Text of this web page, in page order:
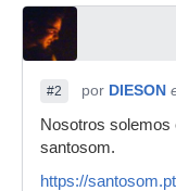
#2 por DIESON
Nosotros
santosom.
https://santosom.pt